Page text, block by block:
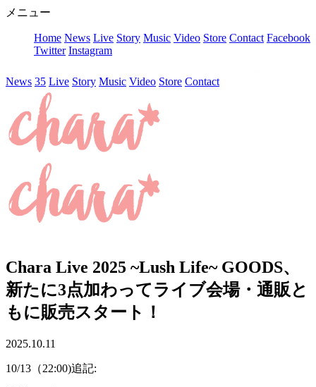
メニュー
Home News Live Story Music Video Store Contact Facebook
Twitter Instagram
News 35 Live Story Music Video Store Contact
Chara Live 2025 ~Lush Life~ GOODS、
新たに3点加わってライブ会場・通販と
もに販売スタート！
2025.10.11
10/13（22:00)追記: